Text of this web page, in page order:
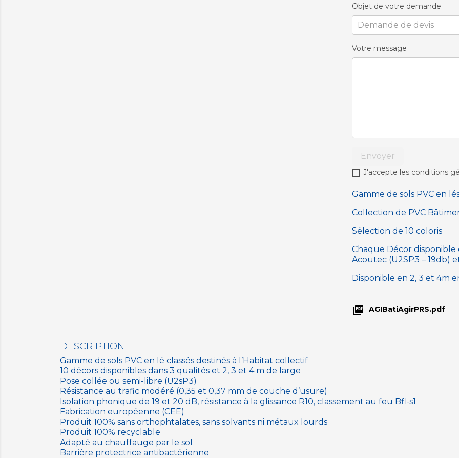
Objet de votre demande
Votre message
Envoyer
J'accepte les conditions
Gamme de sols PVC en
Collection de PVC
Sélection de 10 coloris
Chaque Décor disponible
Acoutec (U2SP3 – 19db)
Disponible en 2, 3 et 4m
 AGIBatiAgirPRS.pdf
DESCRIPTION
Gamme de sols PVC en lé classés destinés à l’Habitat collectif
10 décors disponibles dans 3 qualités et 2, 3 et 4 m de large
Pose collée ou semi-libre (U2sP3)
Résistance au trafic modéré (0,35 et 0,37 mm de couche d’usure)
Isolation phonique de 19 et 20 dB, résistance à la glissance R10, classement au feu Bfl-s1
Fabrication européenne (CEE)
Produit 100% sans orthophtalates, sans solvants ni métaux lourds
Produit 100% recyclable
Adapté au chauffauge par le sol
Barrière protectrice antibactérienne